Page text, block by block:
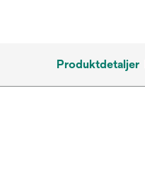
Produktdetaljer